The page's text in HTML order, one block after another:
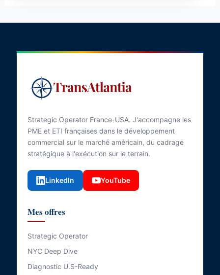
Strategic Operator France-USA. J'accompagne les
PME et ETI françaises dans le développement
commercial sur le marché américain, du cadrage
stratégique à l'exécution sur le terrain.
LinkedIn YouTube
Mes offres
Strategic Operator
NYC Deep Dive
Diagnostic U.S-Ready